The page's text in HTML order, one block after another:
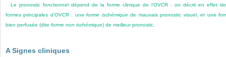
Le pronostic fonctionnel dépend de la forme clinique de l’OVCR : on décrit en effet
formes principales d’OVCR : uneforme ischémiquede mauvais pronostic visuel, et une
bien perfusée (dite forme non ischémique) de meilleur pronostic.
A Signes cliniques